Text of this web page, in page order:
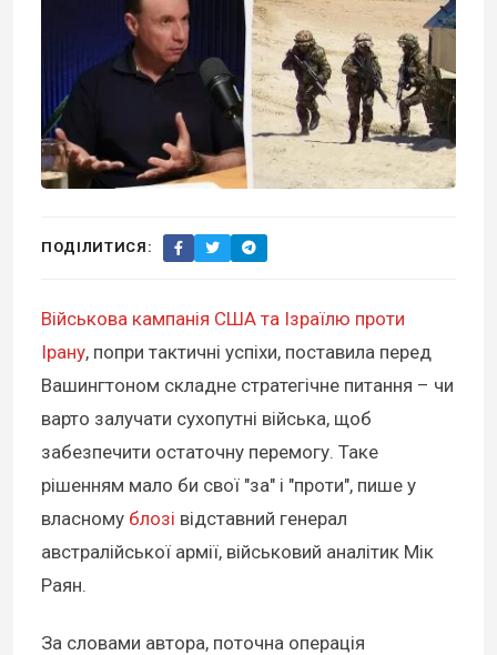
ПОДІЛИТИСЯ:
Військова кампанія США та Ізраїлю проти
Ірану, попри тактичні успіхи, поставила перед
Вашингтоном складне стратегічне питання – чи
варто залучати сухопутні війська, щоб
забезпечити остаточну перемогу. Таке
рішенням мало би свої "за" і "проти", пише у
власному блозі відставний генерал
австралійської армії, військовий аналітик Мік
Раян.
За словами автора, поточна операція